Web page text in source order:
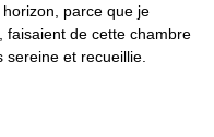
parce que je
faisaient de cette chambre
et recueillie.